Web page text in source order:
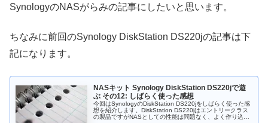
SynologyのNASがらみの記事にしたいと思います。
ちなみに前回のSynology DiskStation DS220jの記事は下
記になります。
NASキット Synology DiskStation DS220jで遊
ぶ その12: しばらく使った感想
今回はSynologyのDiskStation DS220jをしばらく使った感
想を紹介します。DiskStation DS220jはエントリークラス
の製品ですがNASとしての性能は問題なく、よく作り込ま